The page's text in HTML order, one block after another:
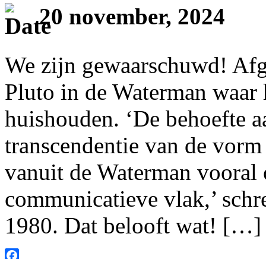
20 november, 2024
We zijn gewaarschuwd!
Pluto in de Waterman
huishouden. ‘De behoefte
transcendentie van de
vanuit de Waterman vooral
communicatieve vlak,’
1980. Dat belooft wat! […]